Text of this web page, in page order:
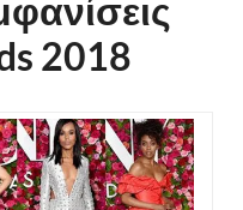
2018